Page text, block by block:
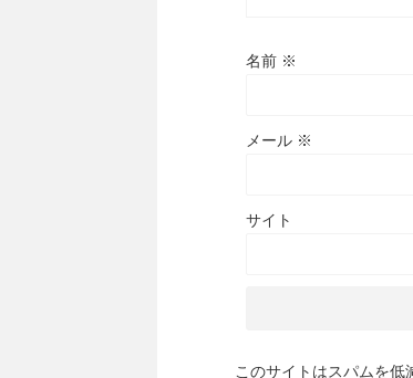
名前 ※
メール ※
サイト
このサイトはスパムを低